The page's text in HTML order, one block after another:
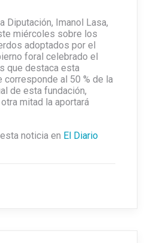
Diputación, Imanol Lasa,
miércoles sobre los
adoptados por el
foral celebrado el
que destaca esta
corresponde al 50 % de la
de esta fundación,
mitad la aportará
noticia en El Diario